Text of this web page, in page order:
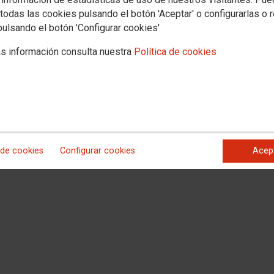
las cookies pulsando el botón 'Aceptar' o configurarlas o
el botón 'Configurar cookies'
información consulta nuestra Política de cookies
cookies Configurar cookies
a CCOOque se publicaría el concurso en esta segunda quincena de
la fecha concreta